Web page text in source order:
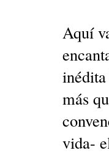
Aquí
más
vida-